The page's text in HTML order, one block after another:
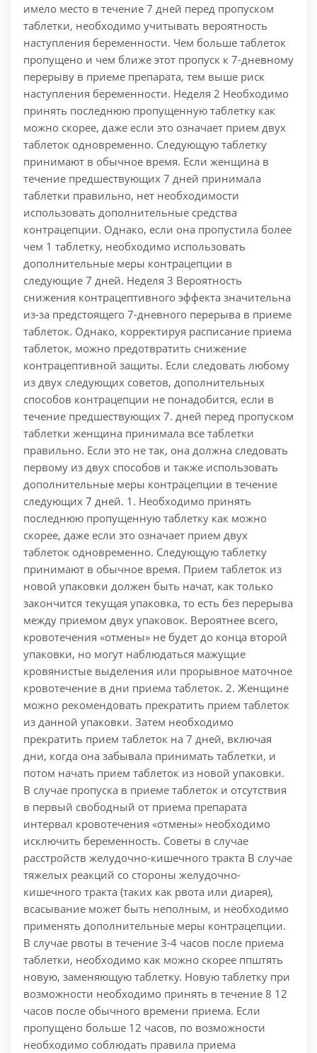
имело место в течение 7 дней перед пропуском
таблетки, необходимо учитывать вероятность
наступления беременности. Чем больше таблеток
пропущено и чем ближе этот пропуск к 7-дневному
перерыву в приеме препарата, тем выше риск
наступления беременности. Неделя 2 Необходимо
принять последнюю пропущенную таблетку как
можно скорее, даже если это означает прием двух
таблеток одновременно. Следующую таблетку
принимают в обычное время. Если женщина в
течение предшествующих 7 дней принимала
таблетки правильно, нет необходимости
использовать дополнительные средства
контрацепции. Однако, если она пропустила более
чем 1 таблетку, необходимо использовать
дополнительные меры контрацепции в
следующие 7 дней. Неделя 3 Вероятность
снижения контрацептивного эффекта значительна
из-за предстоящего 7-дневного перерыва в приеме
таблеток. Однако, корректируя расписание приема
таблеток, можно предотвратить снижение
контрацептивной защиты. Если следовать любому
из двух следующих советов, дополнительных
способов контрацепции не понадобится, если в
течение предшествующих 7. дней перед пропуском
таблетки женщина принимала все таблетки
правильно. Если это не так, она должна следовать
первому из двух способов и также использовать
дополнительные меры контрацепции в течение
следующих 7 дней. 1. Необходимо принять
последнюю пропущенную таблетку как можно
скорее, даже если это означает прием двух
таблеток одновременно. Следующую таблетку
принимают в обычное время. Прием таблеток из
новой упаковки должен быть начат, как только
закончится текущая упаковка, то есть без перерыва
между приемом двух упаковок. Вероятнее всего,
кровотечения «отмены» не будет до конца второй
упаковки, но могут наблюдаться мажущие
кровянистые выделения или прорывное маточное
кровотечение в дни приема таблеток. 2. Женщине
можно рекомендовать прекратить прием таблеток
из данной упаковки. Затем необходимо
прекратить прием таблеток на 7 дней, включая
дни, когда она забывала принимать таблетки, и
потом начать прием таблеток из новой упаковки.
В случае пропуска в приеме таблеток и отсутствия
в первый свободный от приема препарата
интервал кровотечения «отмены» необходимо
исключить беременность. Советы в случае
расстройств желудочно-кишечного тракта В случае
тяжелых реакций со стороны желудочно-
кишечного тракта (таких как рвота или диарея),
всасывание может быть неполным, и необходимо
применять дополнительные меры контрацепции.
В случае рвоты в течение 3-4 часов после приема
таблетки, необходимо как можно скорее ппштять
новую, заменяющую таблетку. Новую таблетку при
возможности необходимо принять в течение 8 12
часов после обычного времени приема. Если
пропущено больше 12 часов, по возможности
необходимо соблюдать правила приема